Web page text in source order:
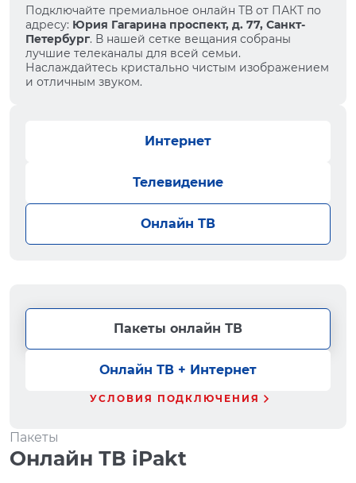
Подключайте премиальное онлайн ТВ от ПАКТ по
адресу: Юрия Гагарина проспект, д. 77, Санкт-
Петербург. В нашей сетке вещания собраны
лучшие телеканалы для всей семьи.
Наслаждайтесь кристально чистым изображением
и отличным звуком.
Интернет
Телевидение
Онлайн ТВ
Пакеты онлайн ТВ
Онлайн ТВ + Интернет
УСЛОВИЯ ПОДКЛЮЧЕНИЯ
Пакеты
Онлайн ТВ iPakt